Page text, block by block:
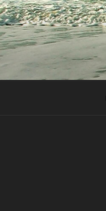
Videre
til
indhold